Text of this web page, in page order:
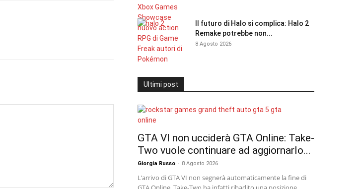
Il futuro di Halo si complica: Halo 2
Remake potrebbe non...
8 Agosto 2026
Ultimi post
GTA VI non ucciderà GTA Online: Take-
Two vuole continuare ad aggiornarlo...
Giorgia Russo - 8 Agosto 2026
L’arrivo di GTA VI non segnerà automaticamente la fine di